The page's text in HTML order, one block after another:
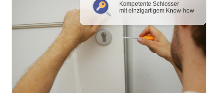
Kompetente Schlosser
mit einzigartigem Know-how